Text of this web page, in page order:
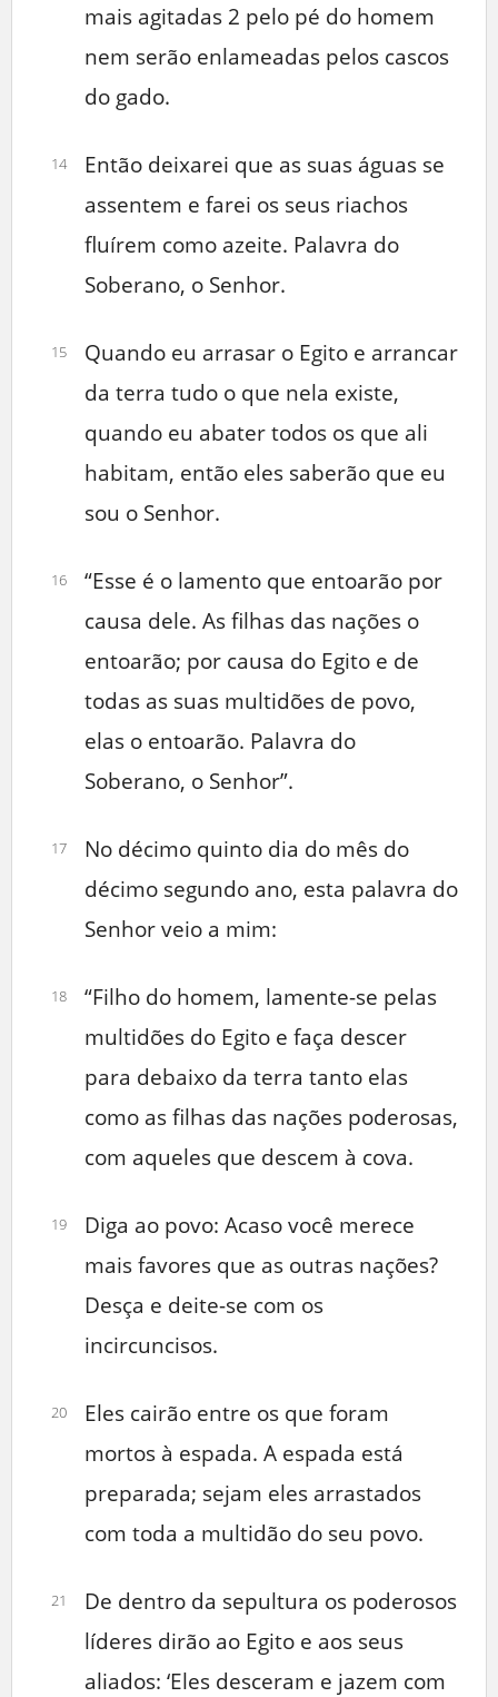
mais agitadas 2 pelo pé do homem
nem serão enlameadas pelos cascos
do gado.
14
Então deixarei que as suas águas se
assentem e farei os seus riachos
fluírem como azeite. Palavra do
Soberano, o Senhor.
15
Quando eu arrasar o Egito e arrancar
da terra tudo o que nela existe,
quando eu abater todos os que ali
habitam, então eles saberão que eu
sou o Senhor.
16
“Esse é o lamento que entoarão por
causa dele. As filhas das nações o
entoarão; por causa do Egito e de
todas as suas multidões de povo,
elas o entoarão. Palavra do
Soberano, o Senhor”.
17
No décimo quinto dia do mês do
décimo segundo ano, esta palavra do
Senhor veio a mim:
18
“Filho do homem, lamente-se pelas
multidões do Egito e faça descer
para debaixo da terra tanto elas
como as filhas das nações poderosas,
com aqueles que descem à cova.
19
Diga ao povo: Acaso você merece
mais favores que as outras nações?
Desça e deite-se com os
incircuncisos.
20
Eles cairão entre os que foram
mortos à espada. A espada está
preparada; sejam eles arrastados
com toda a multidão do seu povo.
21
De dentro da sepultura os poderosos
líderes dirão ao Egito e aos seus
aliados: ‘Eles desceram e jazem com